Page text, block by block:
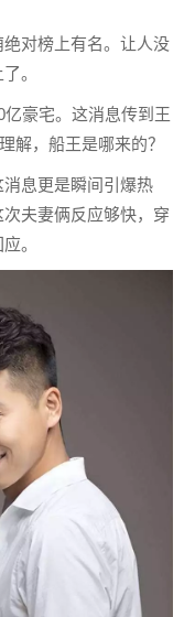
对榜上有名。让人没
。
豪宅。这消息传到王
解，船王是哪来的？
息更是瞬间引爆热
夫妻俩反应够快，穿
。